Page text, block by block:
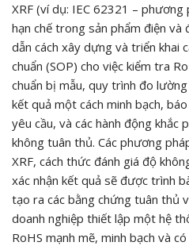
XRF (ví dụ: IEC 62321 –
hạn chế trong sản phẩm điện
dẫn cách xây dựng và triển khai
chuẩn (SOP) cho việc kiểm tra
chuẩn bị mẫu, quy trình đo
kết quả một cách minh bạch,
yêu cầu, và các hành động khắc
không tuân thủ. Các phương
XRF, cách thức đánh giá độ
xác nhận kết quả sẽ được trình
tạo ra các bằng chứng tuân thủ
doanh nghiệp thiết lập một hệ
RoHS mạnh mẽ, minh bạch và